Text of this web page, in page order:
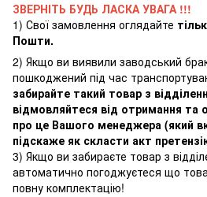
ЗВЕРНІТЬ БУДЬ ЛАСКА УВАГА !!!
1) Свої замовлення оглядайте
Пошти.
2) Якщо ви виявили заводський
пошкоджений під час
забирайте такий товар з
відмовляйтеся від отримання та
про це Вашого менеджера (який
підскаже як скласти акт
3) Якщо ви забираєте товар з
автоматично погоджуєтеся що
повну комплектацію!